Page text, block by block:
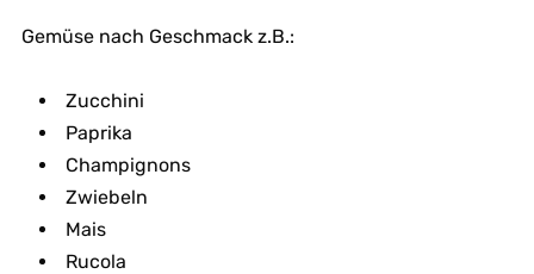
Gemüse nach Geschmack z.B.:
Zucchini
Paprika
Champignons
Zwiebeln
Mais
Rucola